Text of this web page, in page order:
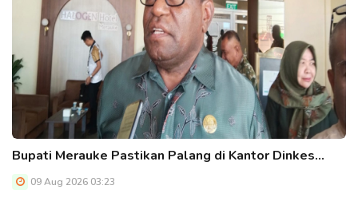
Bupati Merauke Pastikan Palang di Kantor Dinkes…
09 Aug 2026 03:23